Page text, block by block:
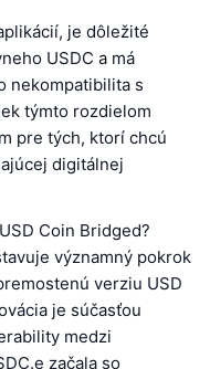
je dôležité
USDC a má
nekompatibilita s
týmto rozdielom
pre tých, ktorí chcú
digitálnej
Coin Bridged?
významný pokrok
verziu USD
je súčasťou
medzi
začala so